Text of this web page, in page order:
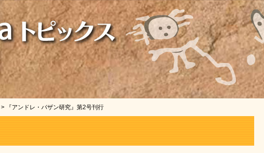
> 『アンドレ・バザン研究』第2号刊行